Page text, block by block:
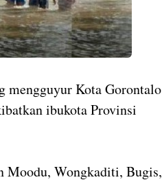
mengguyur Kota Gorontalo
ibukota Provinsi
Moodu, Wongkaditi, Bugis,